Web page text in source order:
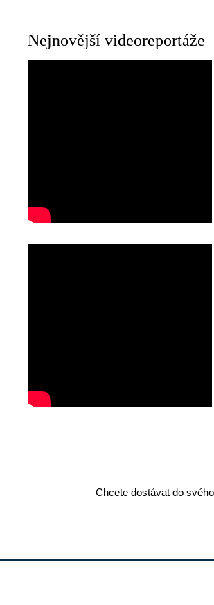
Nejnovější videoreportáže
Chcete dostávat do